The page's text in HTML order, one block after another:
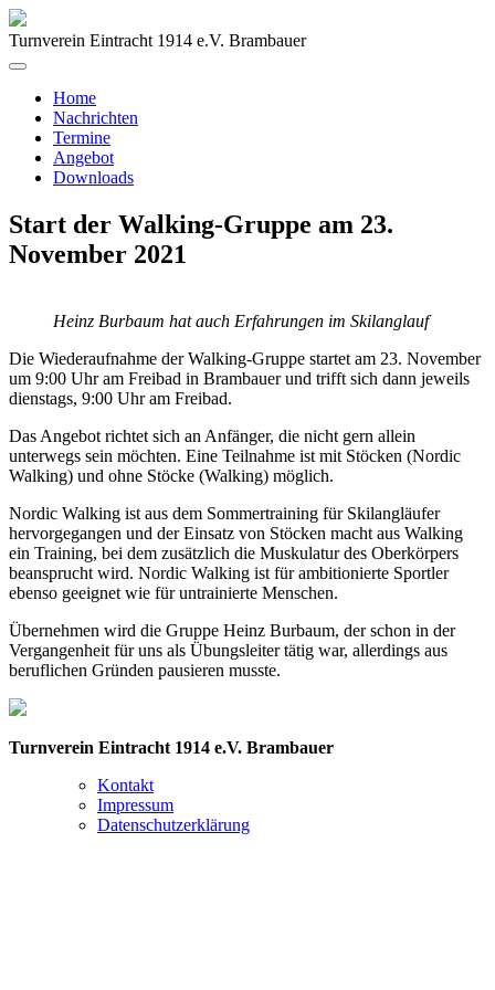
Turnverein Eintracht 1914 e.V. Brambauer
Home
Nachrichten
Termine
Angebot
Downloads
Start der Walking-Gruppe am 23.
November 2021
Heinz Burbaum hat auch Erfahrungen im Skilanglauf
Die Wiederaufnahme der Walking-Gruppe startet am 23. November
um 9:00 Uhr am Freibad in Brambauer und trifft sich dann jeweils
dienstags, 9:00 Uhr am Freibad.
Das Angebot richtet sich an Anfänger, die nicht gern allein
unterwegs sein möchten. Eine Teilnahme ist mit Stöcken (Nordic
Walking) und ohne Stöcke (Walking) möglich.
Nordic Walking ist aus dem Sommertraining für Skilangläufer
hervorgegangen und der Einsatz von Stöcken macht aus Walking
ein Training, bei dem zusätzlich die Muskulatur des Oberkörpers
beansprucht wird. Nordic Walking ist für ambitionierte Sportler
ebenso geeignet wie für untrainierte Menschen.
Übernehmen wird die Gruppe Heinz Burbaum, der schon in der
Vergangenheit für uns als Übungsleiter tätig war, allerdings aus
beruflichen Gründen pausieren musste.
Turnverein Eintracht 1914 e.V. Brambauer
Kontakt
Impressum
Datenschutzerklärung